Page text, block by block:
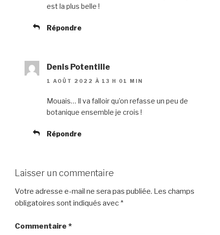
est la plus belle !
Répondre
Denis Potentille
1 AOÛT 2022 À 13 H 01 MIN
Mouais… Il va falloir qu’on refasse un peu de
botanique ensemble je crois !
Répondre
Laisser un commentaire
Votre adresse e-mail ne sera pas publiée. Les champs
obligatoires sont indiqués avec *
Commentaire *